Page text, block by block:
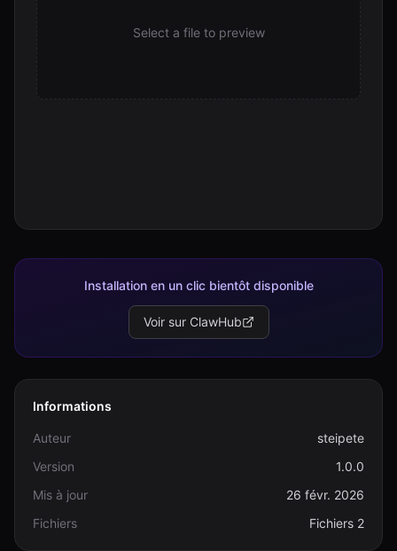
Select a file to preview
Installation en un clic bientôt disponible
Voir sur ClawHub
Informations
Auteur
steipete
Version
1.0.0
Mis à jour
26 févr. 2026
Fichiers
Fichiers 2